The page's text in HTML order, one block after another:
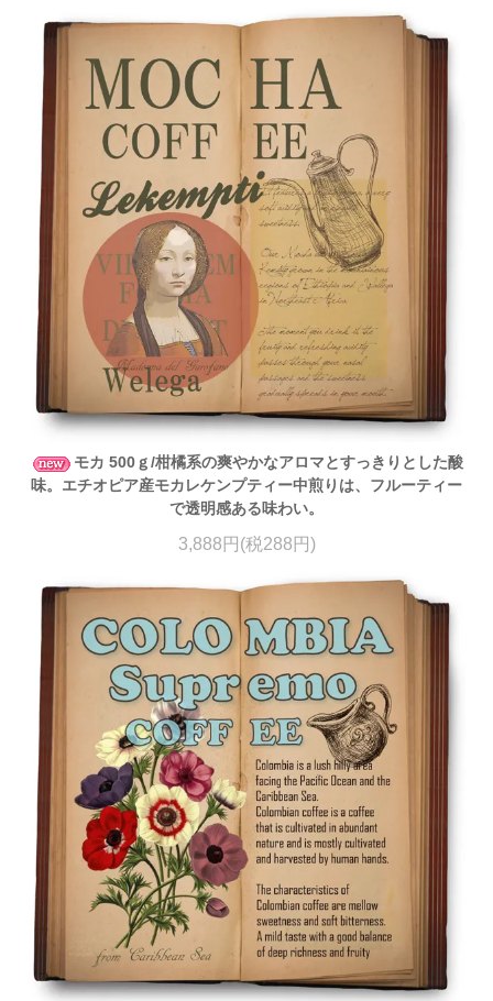
モカ 500ｇ/柑橘系の爽やかなアロマとすっきりとした酸
味。エチオピア産モカレケンプティー中煎りは、フルーティー
で透明感ある味わい。
3,888円(税288円)